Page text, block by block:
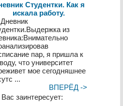
Студентки. Как я
искала работу.
Дневник
из
пар, я пришла к
что университет
мое сегодняшнее
...
ВПЕРЁД ->
заинтересует: